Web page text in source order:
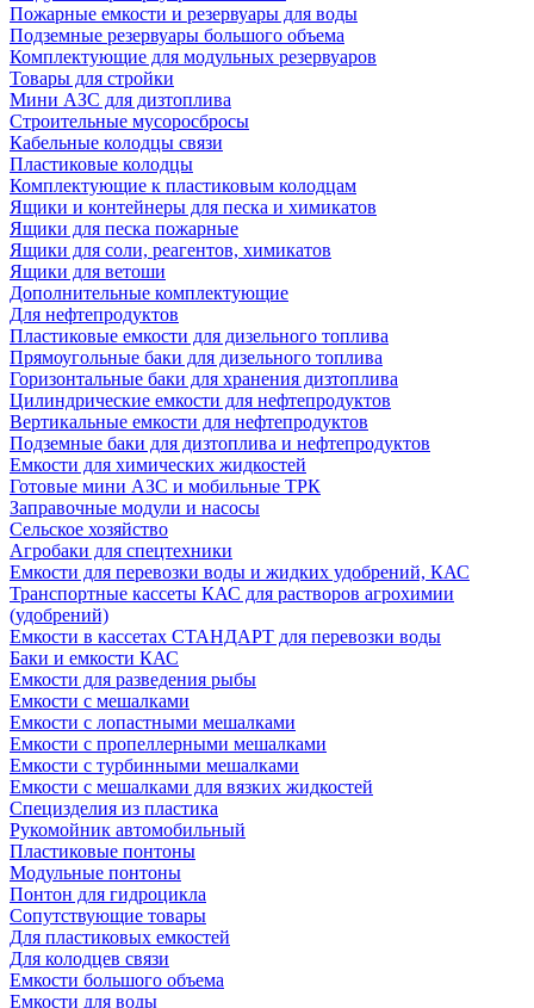
Пожарные емкости и резервуары для воды
Подземные резервуары большого объема
Комплектующие для модульных резервуаров
Товары для стройки
Мини АЗС для дизтоплива
Строительные мусоросбросы
Кабельные колодцы связи
Пластиковые колодцы
Комплектующие к пластиковым колодцам
Ящики и контейнеры для песка и химикатов
Ящики для песка пожарные
Ящики для соли, реагентов, химикатов
Ящики для ветоши
Дополнительные комплектующие
Для нефтепродуктов
Пластиковые емкости для дизельного топлива
Прямоугольные баки для дизельного топлива
Горизонтальные баки для хранения дизтоплива
Цилиндрические емкости для нефтепродуктов
Вертикальные емкости для нефтепродуктов
Подземные баки для дизтоплива и нефтепродуктов
Емкости для химических жидкостей
Готовые мини АЗС и мобильные ТРК
Заправочные модули и насосы
Сельское хозяйство
Агробаки для спецтехники
Емкости для перевозки воды и жидких удобрений, КАС
Транспортные кассеты КАС для растворов агрохимии
(удобрений)
Емкости в кассетах СТАНДАРТ для перевозки воды
Баки и емкости КАС
Емкости для разведения рыбы
Емкости с мешалками
Емкости с лопастными мешалками
Емкости с пропеллерными мешалками
Емкости с турбинными мешалками
Емкости с мешалками для вязких жидкостей
Специзделия из пластика
Рукомойник автомобильный
Пластиковые понтоны
Модульные понтоны
Понтон для гидроцикла
Сопутствующие товары
Для пластиковых емкостей
Для колодцев связи
Емкости большого объема
Емкости для воды